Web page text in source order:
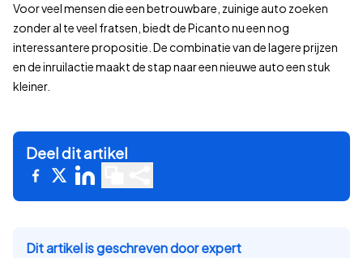
Voor veel mensen die een betrouwbare, zuinige auto zoeken
zonder al te veel fratsen, biedt de Picanto nu een nog
interessantere propositie. De combinatie van de lagere prijzen
en de inruilactie maakt de stap naar een nieuwe auto een stuk
kleiner.
Deel dit artikel
Dit artikel is geschreven door expert